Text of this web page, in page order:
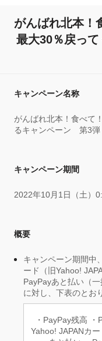
がんばれ北本！
最大30％戻っ
キャンペーン名称
がんばれ北本！食べて
るキャンペーン 第3弾
キャンペーン期間
2022年10月1日（土）
概要
キャンペーン期間中
ード（旧Yahoo!
PayPayあと払い（
に対し、下表のとお
・PayPay残高 ・
Yahoo! JAPANカ